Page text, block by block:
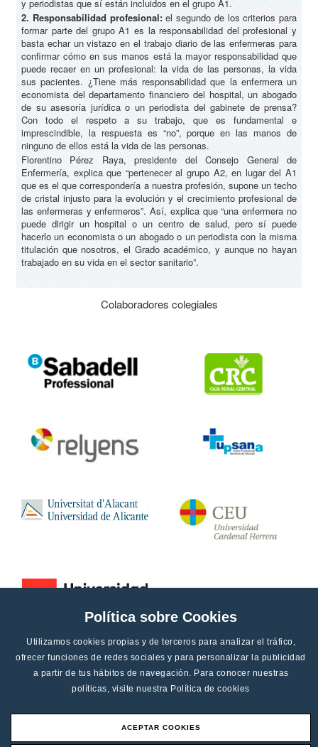
Política sobre Cookies
Utilizamos cookies propias y de terceros para analizar el tráfico,
ofrecer funciones de redes sociales y para personalizar la publicidad
a partir de tus hábitos de navegación. Para conocer nuestras
políticas, visite nuestra Política de cookies
ACEPTAR COOKIES
y periodistas que sí están incluidos en el grupo A1.
2. Responsabilidad profesional:el segundo de los criterios para
formar parte del grupo A1 es la responsabilidad del profesional y
basta echar un vistazo en el trabajo diario de las enfermeras para
confirmar cómo en sus manos está la mayor responsabilidad que
puede recaer en un profesional: la vida de las personas, la vida
sus pacientes. ¿Tiene más responsabilidad que la enfermera un
economista del departamento financiero del hospital, un abogado
de su asesoría jurídica o un periodista del gabinete de prensa?
Con todo el respeto a su trabajo, que es fundamental e
imprescindible, la respuesta es “no”, porque en las manos de
ninguno de ellos está la vida de las personas.
Florentino Pérez Raya, presidente del Consejo General de
Enfermería, explica que “pertenecer al grupo A2, en lugar del A1
que es el que correspondería a nuestra profesión, supone un techo
de cristal injusto para la evolución y el crecimiento profesional de
las enfermeras y enfermeros”. Así, explica que “una enfermera no
puede dirigir un hospital o un centro de salud, pero sí puede
hacerlo un economista o un abogado o un periodista con la misma
titulación que nosotros, el Grado académico, y aunque no hayan
trabajado en su vida en el sector sanitario”.
Colaboradores colegiales
Aviso legal